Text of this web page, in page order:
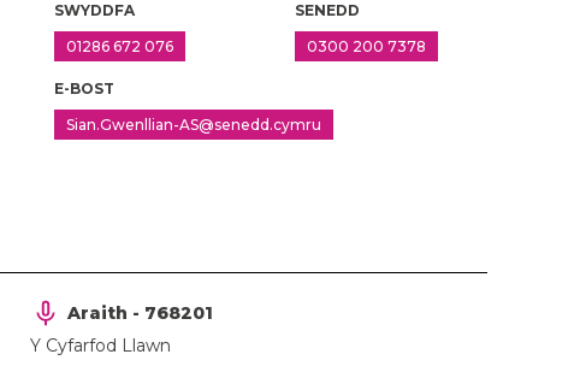
SWYDDFA
01286 672 076
SENEDD
0300 200 7378
E-BOST
Sian.Gwenllian-AS@senedd.cymru
Araith - 768201
Y Cyfarfod Llawn